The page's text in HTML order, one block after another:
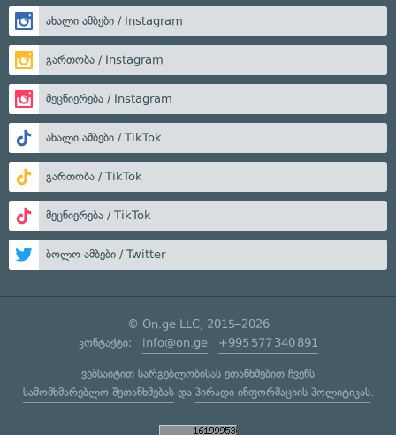
ახალი ამბები / Instagram
გართობა / Instagram
მეცნიერება / Instagram
ახალი ამბები / TikTok
გართობა / TikTok
მეცნიერება / TikTok
ბოლო ამბები / Twitter
© On.ge LLC, 2015–2026
კონტაქტი: info@on.ge +995 577 340 891
ვებსაიტით სარგებლობისას ეთანხმებით ჩვენს
სამომხმარებლო შეთანხმებასდა პირადი ინფორმაციის პოლიტიკას.